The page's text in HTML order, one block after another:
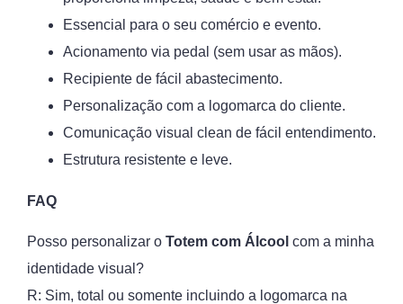
Essencial para o seu comércio e evento.
Acionamento via pedal (sem usar as mãos).
Recipiente de fácil abastecimento.
Personalização com a logomarca do cliente.
Comunicação visual clean de fácil entendimento.
Estrutura resistente e leve.
FAQ
Posso personalizar o Totem com Álcool com a minha
identidade visual?
R: Sim, total ou somente incluindo a logomarca na